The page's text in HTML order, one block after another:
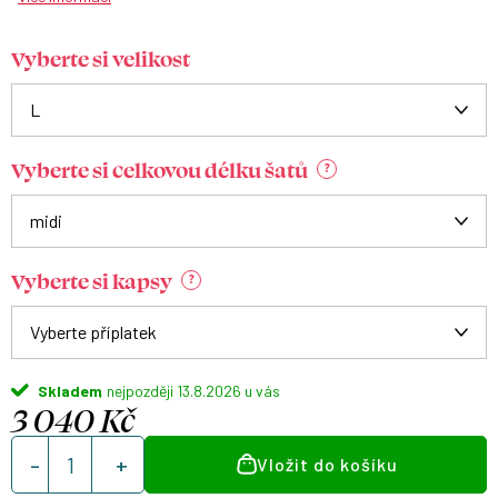
Vyberte si velikost
Vyberte si celkovou délku šatů ?
Vyberte si kapsy ?
Skladem 13.8.2026
3 040 Kč
Měrná
cena:
Vložit do košíku